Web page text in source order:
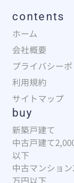
contents
ホーム
会社概要
プライバシー
利用規約
サイトマップ
buy
新築戸建て
中古戸建て
以下
中古マンショ
万円以下